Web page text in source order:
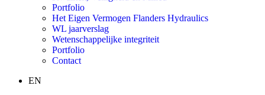
Portfolio
Het Eigen Vermogen Flanders Hydraulics
WL jaarverslag
Wetenschappelijke integriteit
Portfolio
Contact
EN